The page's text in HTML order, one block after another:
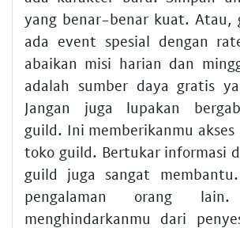
yang benar-benar kuat. Atau,
ada event spesial dengan
abaikan misi harian dan
adalah sumber daya gratis
Jangan juga lupakan
guild. Ini memberikanmu akses
toko guild. Bertukar informasi
guild juga sangat
pengalaman orang
menghindarkanmu dari